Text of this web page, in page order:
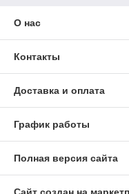
О нас
Контакты
Доставка и оплата
График работы
Полная версия сайта